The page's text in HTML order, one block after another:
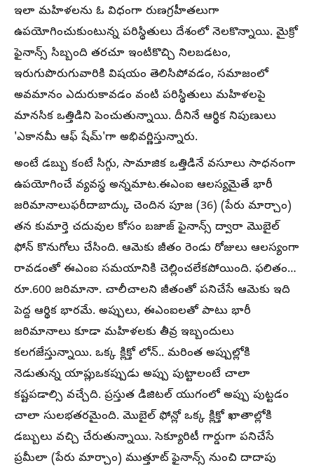
ఇలా మహిళలను ఓ విధంగా రుణగ్రహీతలుగా
ఉపయోగించుకుంటున్న పరిస్థితులు దేశంలో నెలకొన్నాయి. మైక్రో
ఫైనాన్స్ సిబ్బంది తరచూ ఇంటికొచ్చి నిలబడటం,
ఇరుగుపొరుగువారికి విషయం తెలిసిపోవడం, సమాజంలో
అవమానం ఎదురుకావడం వంటి పరిస్థితులు మహిళలపై
మానసిక ఒత్తిడిని పెంచుతున్నాయి. దీనినే ఆర్థిక నిపుణులు
'ఎకానమీ ఆఫ్ షేమ్'గా అభివర్ణిస్తున్నారు.
అంటే డబ్బు కంటే సిగ్గు, సామాజిక ఒత్తిడినే వసూలు సాధనంగా
ఉపయోగించే వ్యవస్థ అన్నమాట.ఈఎంఐ ఆలస్యమైతే భారీ
జరిమానాలుఫరీదాబాద్కు చెందిన పూజ (36) (పేరు మార్చాం)
తన కుమార్తె చదువుల కోసం బజాజ్ ఫైనాన్స్ ద్వారా మొబైల్
ఫోన్ కొనుగోలు చేసింది. ఆమెకు జీతం రెండు రోజులు ఆలస్యంగా
రావడంతో ఈఎంఐ సమయానికి చెల్లించలేకపోయింది. ఫలితం…
రూ.600 జరిమానా. చాలీచాలని జీతంతో పనిచేసే ఆమెకు ఇది
పెద్ద ఆర్థిక భారమే. అప్పులు, ఈఎంఐలతో పాటు భారీ
జరిమానాలు కూడా మహిళలకు తీవ్ర ఇబ్బందులు
కలగజేస్తున్నాయి. ​ఒక్క క్లిక్తో లోన్.. మరింత అప్పుల్లోకి
నెడుతున్న యాప్లుఒకప్పుడు అప్పు పుట్టాలంటే చాలా
కష్టపడాల్సి వచ్చేది. ప్రస్తుత డిజిటల్ యుగంలో అప్పు పుట్టడం
చాలా సులభతరమైంది. మొబైల్ ఫోన్లో ఒక్క క్లిక్తో ఖాతాల్లోకి
డబ్బులు వచ్చి చేరుతున్నాయి. సెక్యూరిటీ గార్డుగా పనిచేసే
ప్రమీలా (పేరు మార్చాం) ముత్తూట్ ఫైనాన్స్ నుంచి దాదాపు